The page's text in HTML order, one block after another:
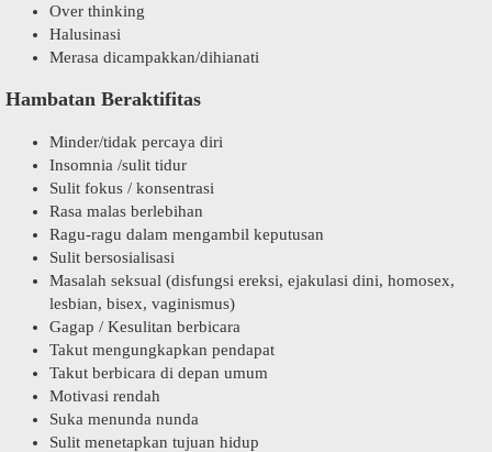
Over thinking
Halusinasi
Merasa dicampakkan/dihianati
Hambatan Beraktifitas
Minder/tidak percaya diri
Insomnia /sulit tidur
Sulit fokus / konsentrasi
Rasa malas berlebihan
Ragu-ragu dalam mengambil keputusan
Sulit bersosialisasi
Masalah seksual (disfungsi ereksi, ejakulasi dini, homosex,
lesbian, bisex, vaginismus)
Gagap / Kesulitan berbicara
Takut mengungkapkan pendapat
Takut berbicara di depan umum
Motivasi rendah
Suka menunda nunda
Sulit menetapkan tujuan hidup